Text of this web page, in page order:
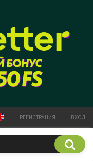
РЕГИСТРАЦИЯ ВХОД